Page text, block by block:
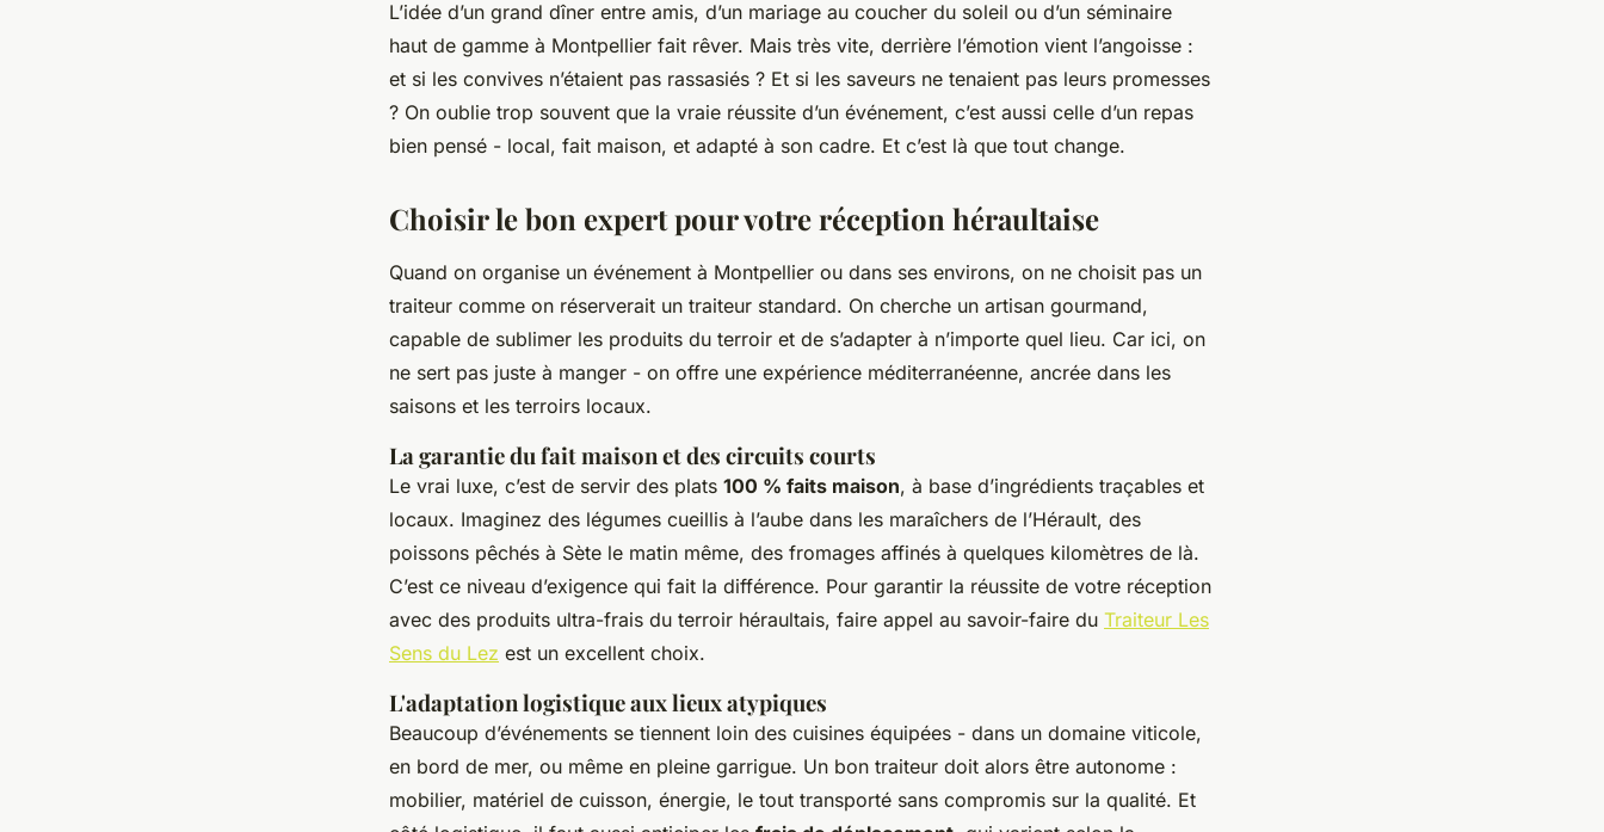
L’idée d’un grand dîner entre amis, d’un mariage au coucher du soleil ou d’un séminaire
haut de gamme à Montpellier fait rêver. Mais très vite, derrière l’émotion vient l’angoisse :
et si les convives n’étaient pas rassasiés ? Et si les saveurs ne tenaient pas leurs promesses
? On oublie trop souvent que la vraie réussite d’un événement, c’est aussi celle d’un repas
bien pensé - local, fait maison, et adapté à son cadre. Et c’est là que tout change.
Choisir le bon expert pour votre réception héraultaise
Quand on organise un événement à Montpellier ou dans ses environs, on ne choisit pas un
traiteur comme on réserverait un traiteur standard. On cherche un artisan gourmand,
capable de sublimer les produits du terroir et de s’adapter à n’importe quel lieu. Car ici, on
ne sert pas juste à manger - on offre une expérience méditerranéenne, ancrée dans les
saisons et les terroirs locaux.
La garantie du fait maison et des circuits courts
Le vrai luxe, c’est de servir des plats 100 % faits maison, à base d’ingrédients traçables et
locaux. Imaginez des légumes cueillis à l’aube dans les maraîchers de l’Hérault, des
poissons pêchés à Sète le matin même, des fromages affinés à quelques kilomètres de là.
C’est ce niveau d’exigence qui fait la différence. Pour garantir la réussite de votre réception
avec des produits ultra-frais du terroir héraultais, faire appel au savoir-faire du Traiteur Les
Sens du Lez est un excellent choix.
L'adaptation logistique aux lieux atypiques
Beaucoup d’événements se tiennent loin des cuisines équipées - dans un domaine viticole,
en bord de mer, ou même en pleine garrigue. Un bon traiteur doit alors être autonome :
mobilier, matériel de cuisson, énergie, le tout transporté sans compromis sur la qualité. Et